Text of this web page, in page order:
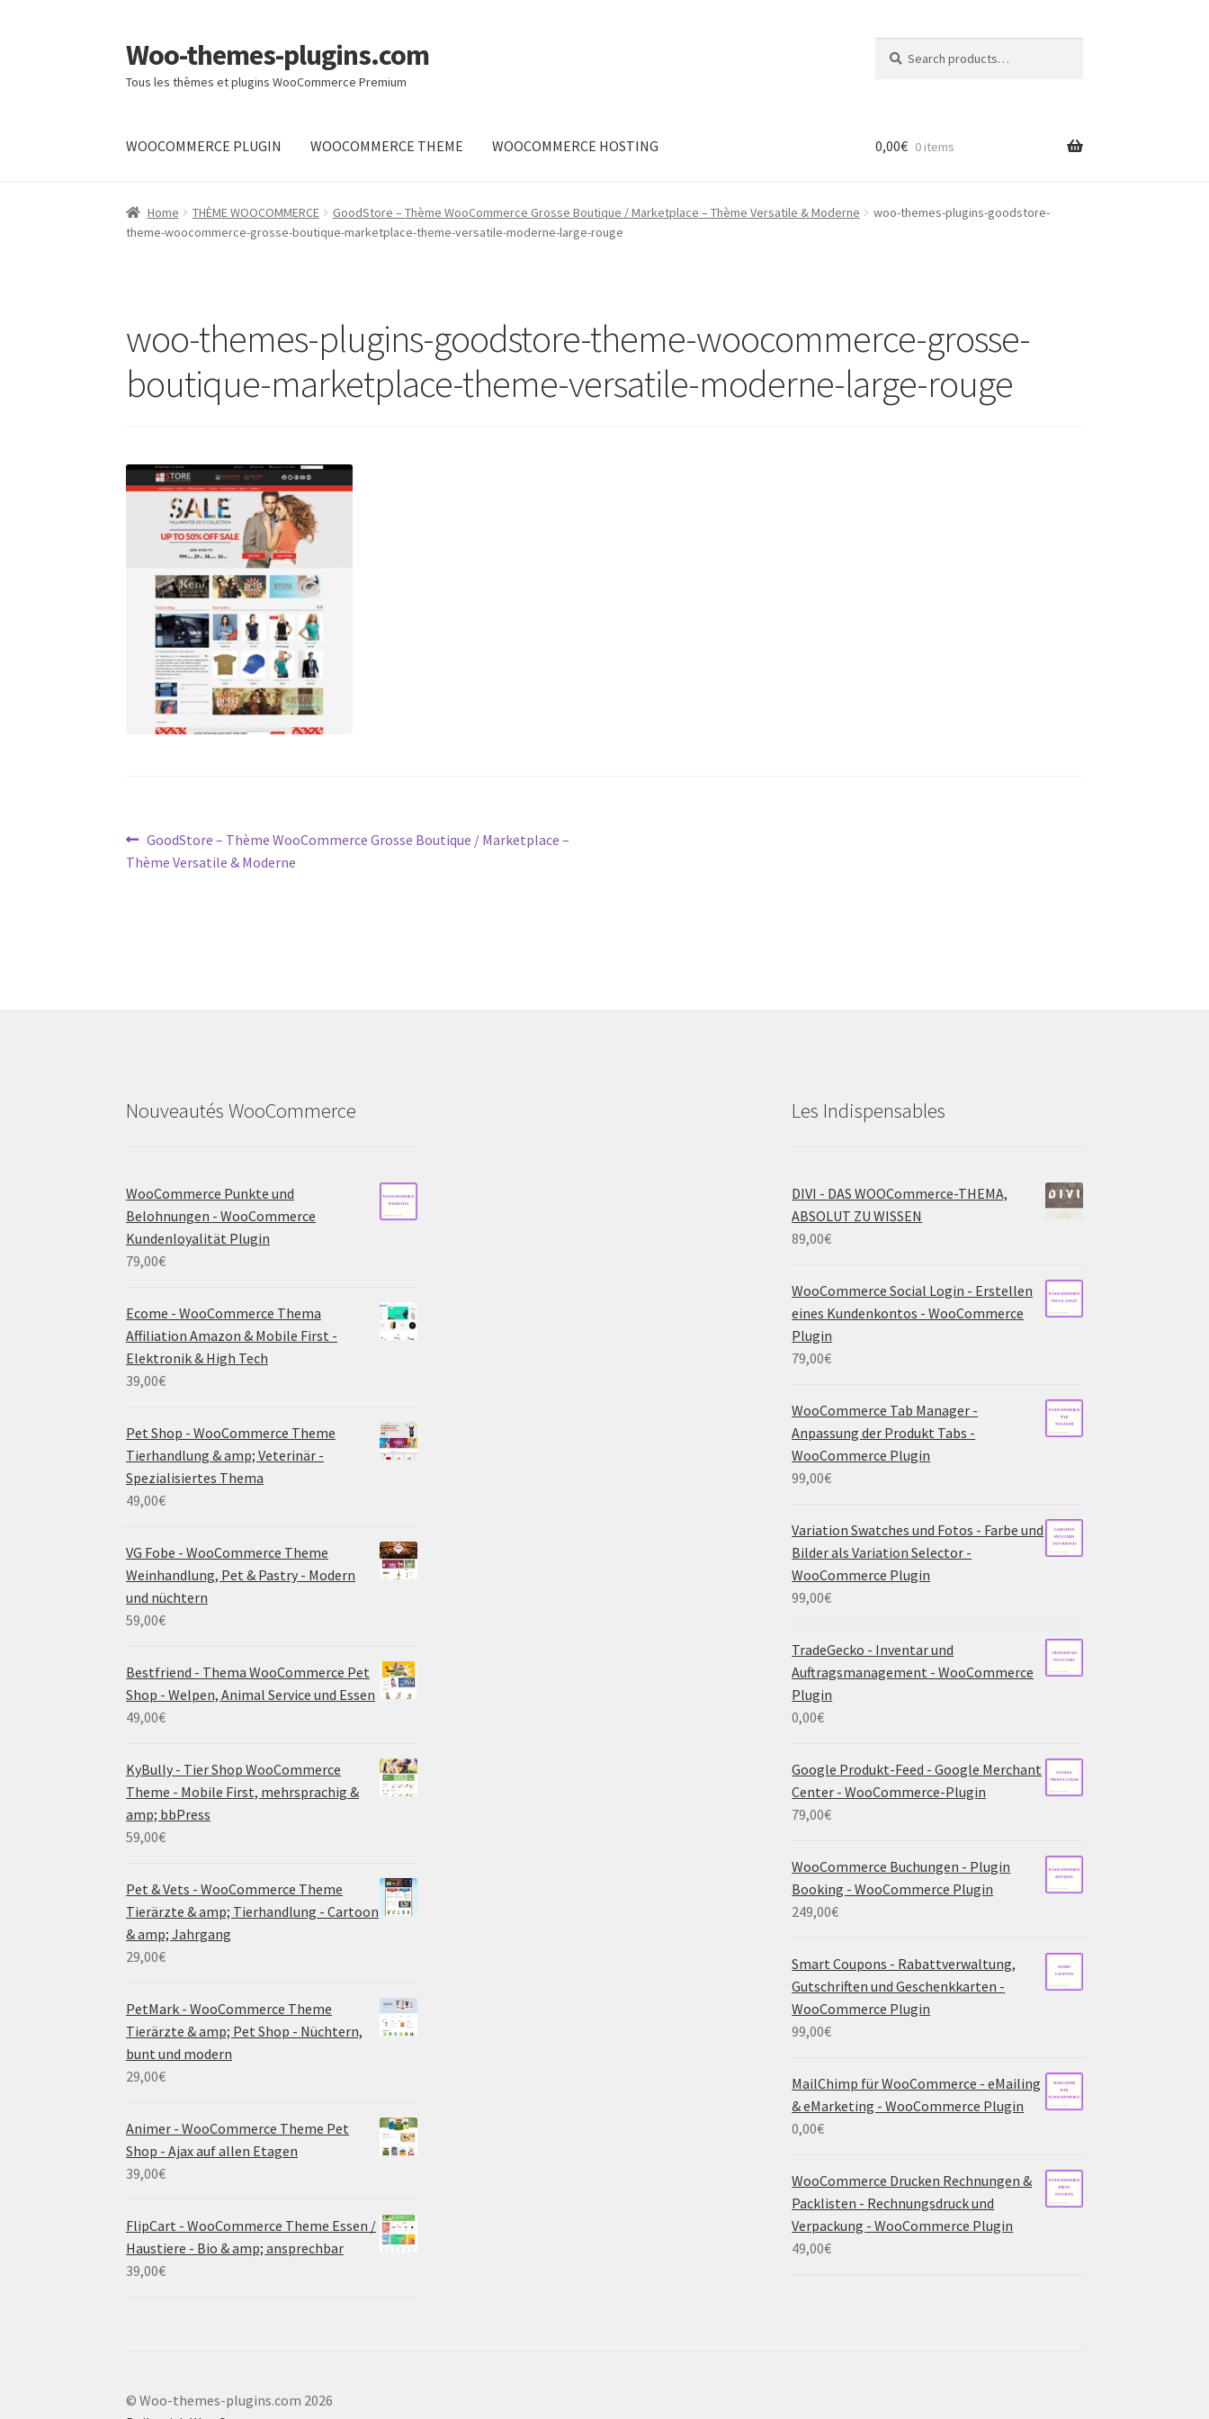
Skip
to
navigation
Skip
to
content
Woo-themes-plugins.com
Tous les thèmes et plugins WooCommerce Premium
for:
WOOCOMMERCE PLUGIN WOOCOMMERCE THEME WOOCOMMERCE HOSTING
Home
0,00€ 0 items
Home THÈME WOOCOMMERCE GoodStore – Thème WooCommerce Grosse Boutique / Marketplace – Thème Versatile & Moderne
woo-themes-plugins-goodstore-
theme-woocommerce-grosse-boutique-marketplace-theme-versatile-moderne-large-rouge
woo-themes-plugins-goodstore-theme-woocommerce-grosse-
boutique-marketplace-theme-versatile-moderne-large-rouge
Post
navigation
Previous
post:
GoodStore – Thème WooCommerce Grosse Boutique / Marketplace –
Thème Versatile & Moderne
Nouveautés WooCommerce
WooCommerce Punkte und
Belohnungen - WooCommerce
Kundenloyalität Plugin
79,00€
Ecome - WooCommerce Thema
Affiliation Amazon & Mobile First -
Elektronik & High Tech
39,00€
Pet Shop - WooCommerce Theme
Tierhandlung & amp; Veterinär -
Spezialisiertes Thema
49,00€
VG Fobe - WooCommerce Theme
Weinhandlung, Pet & Pastry - Modern
und nüchtern
59,00€
Bestfriend - Thema WooCommerce Pet
Shop - Welpen, Animal Service und Essen
49,00€
KyBully - Tier Shop WooCommerce
Theme - Mobile First, mehrsprachig &
amp; bbPress
59,00€
Pet & Vets - WooCommerce Theme
Tierärzte & amp; Tierhandlung - Cartoon
& amp; Jahrgang
29,00€
PetMark - WooCommerce Theme
Tierärzte & amp; Pet Shop - Nüchtern,
bunt und modern
29,00€
Animer - WooCommerce Theme Pet
Shop - Ajax auf allen Etagen
39,00€
FlipCart - WooCommerce Theme Essen /
Haustiere - Bio & amp; ansprechbar
39,00€
Les Indispensables
DIVI - DAS WOOCommerce-THEMA,
ABSOLUT ZU WISSEN
89,00€
WooCommerce Social Login - Erstellen
eines Kundenkontos - WooCommerce
Plugin
79,00€
WooCommerce Tab Manager -
Anpassung der Produkt Tabs -
WooCommerce Plugin
99,00€
Variation Swatches und Fotos - Farbe und
Bilder als Variation Selector -
WooCommerce Plugin
99,00€
TradeGecko - Inventar und
Auftragsmanagement - WooCommerce
Plugin
0,00€
Google Produkt-Feed - Google Merchant
Center - WooCommerce-Plugin
79,00€
WooCommerce Buchungen - Plugin
Booking - WooCommerce Plugin
249,00€
Smart Coupons - Rabattverwaltung,
Gutschriften und Geschenkkarten -
WooCommerce Plugin
99,00€
MailChimp für WooCommerce - eMailing
& eMarketing - WooCommerce Plugin
0,00€
WooCommerce Drucken Rechnungen &
Packlisten - Rechnungsdruck und
Verpackung - WooCommerce Plugin
49,00€
© Woo-themes-plugins.com 2026